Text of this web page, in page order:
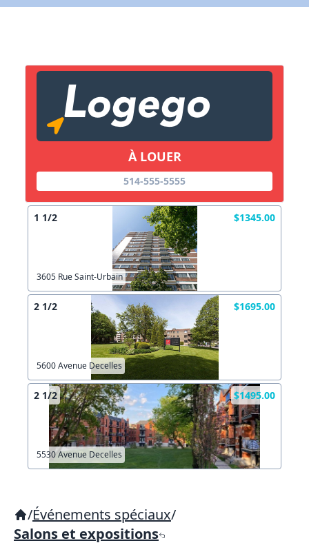
À LOUER
514-555-5555
1 1/2 $1345.00
3605 Rue Saint-Urbain
2 1/2 $1695.00
5600 Avenue Decelles
2 1/2 $1495.00
5530 Avenue Decelles
/Événements spéciaux/
Salons et expositions
Copier lien
X Fermer Envoyez